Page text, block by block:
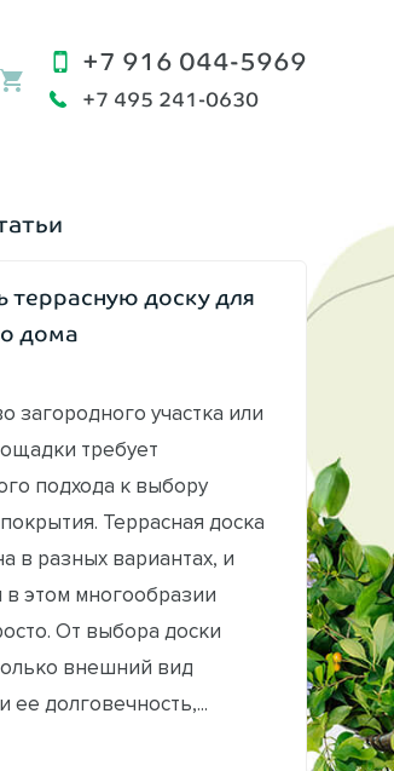
+7 916 044-5969
+7 495 241-0630
террасную доску для
дома
загородного участка или
требует
подхода к выбору
Террасная доска
в разных вариантах, и
в этом многообразии
От выбора доски
внешний вид
ее долговечность,...